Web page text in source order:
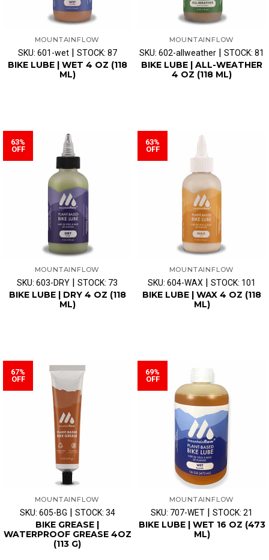
MOUNTAINFLOW
SKU: 601-wet| STOCK: 87
BIKE LUBE | WET 4 OZ (118
ML)
MOUNTAINFLOW
SKU: 602-allweather | STOCK: 81
BIKE LUBE | ALL-WEATHER
4 OZ (118 ML)
63%
OFF
MOUNTAINFLOW
SKU: 603-DRY | STOCK: 73
BIKE LUBE | DRY 4 OZ (118
ML)
63%
OFF
MOUNTAINFLOW
SKU: 604-WAX | STOCK: 101
BIKE LUBE | WAX 4 OZ (118
ML)
67%
OFF
MOUNTAINFLOW
SKU: 605-BG | STOCK: 34
BIKE GREASE |
WATERPROOF GREASE 4OZ
(113 G)
69%
OFF
MOUNTAINFLOW
SKU: 707-WET | STOCK: 21
BIKE LUBE | WET 16 OZ (473
ML)